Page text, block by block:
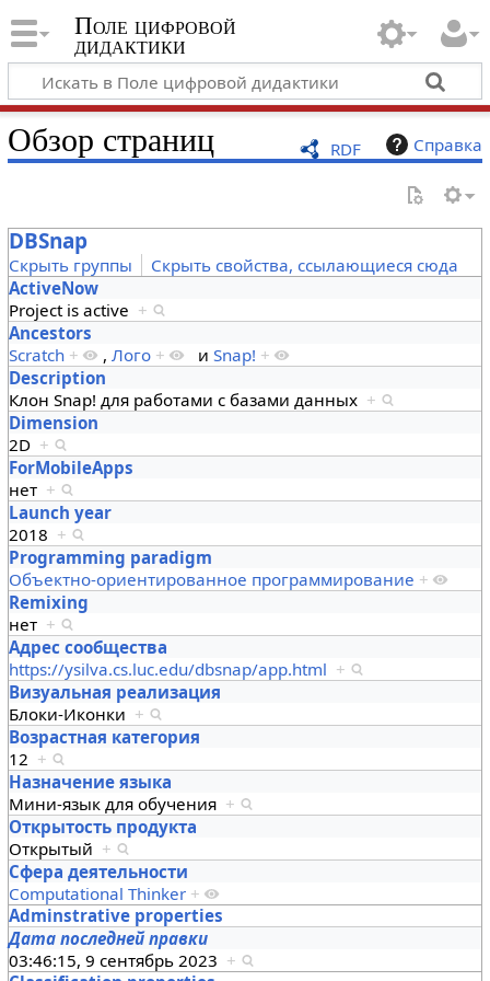
Поле цифровой
дидактики
RDF Справка
Обзор страниц
DBSnap
Скрыть группы
Скрыть свойства, ссылающиеся сюда
ActiveNow
Project is active +
Ancestors
Scratch + , Лого + и Snap! +
Description
Клон Snap! для работами с базами данных +
Dimension
2D +
ForMobileApps
нет +
Launch year
2018 +
Programming paradigm
Объектно-ориентированное программирование +
Remixing
нет +
Адрес сообщества
https://ysilva.cs.luc.edu/dbsnap/app.html +
Визуальная реализация
Блоки-Иконки +
Возрастная категория
12 +
Назначение языка
Мини-язык для обучения +
Открытость продукта
Открытый +
Сфера деятельности
Computational Thinker +
Adminstrative properties
Дата последней правки
03:46:15, 9 сентябрь 2023 +